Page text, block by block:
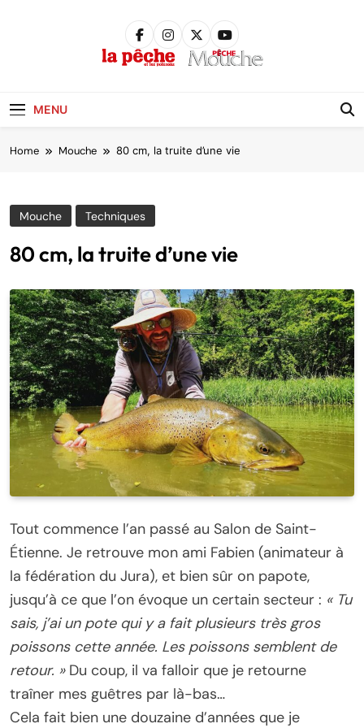
MENU
Home Mouche 80 cm, la truite d’une vie
Mouche Techniques
80 cm, la truite d’une vie
Tout commence l’an passé au Salon de Saint-
Étienne. Je retrouve mon ami Fabien (animateur à
la fédération du Jura), et bien sûr on papote,
jusqu’à ce que l’on évoque un certain secteur : « Tu
sais, j’ai un pote qui y a fait plusieurs très gros
poissons cette année. Les poissons semblent de
retour. »Du coup, il va falloir que je retourne
traîner mes guêtres par là-bas…
Cela fait bien une douzaine d’années que je